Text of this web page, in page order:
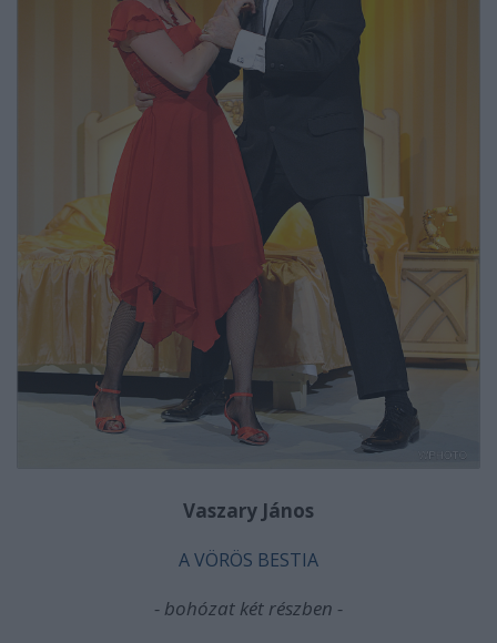
Vaszary János
A VÖRÖS BESTIA
- bohózat két részben -